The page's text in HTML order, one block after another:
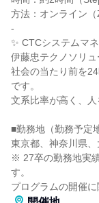
方法：オンライン（
-
✨️ CTCシステムマ
伊藤忠テクノソリュ
社会の当たり前を
です。
文系比率が高く、人
■勤務地（勤務予定
東京都、神奈川県
※ 27卒の勤務地実
す。
プログラムの開催に